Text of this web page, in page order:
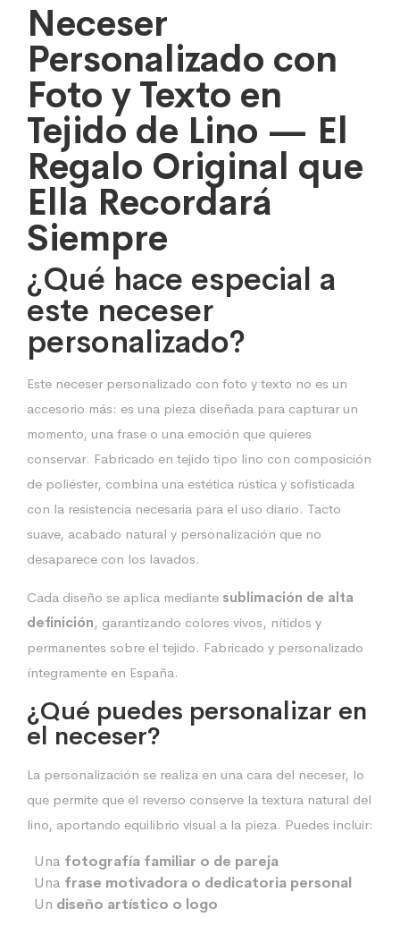
Neceser
Personalizado con
Foto y Texto en
Tejido de Lino — El
Regalo Original que
Ella Recordará
Siempre
¿Qué hace especial a
este neceser
personalizado?
Este neceser personalizado con foto y texto no es un
accesorio más: es una pieza diseñada para capturar un
momento, una frase o una emoción que quieres
conservar. Fabricado en tejido tipo lino con composición
de poliéster, combina una estética rústica y sofisticada
con la resistencia necesaria para el uso diario. Tacto
suave, acabado natural y personalización que no
desaparece con los lavados.
Cada diseño se aplica mediante sublimación de alta
definición, garantizando colores vivos, nítidos y
permanentes sobre el tejido. Fabricado y personalizado
íntegramente en España.
¿Qué puedes personalizar en
el neceser?
La personalización se realiza en una cara del neceser, lo
que permite que el reverso conserve la textura natural del
lino, aportando equilibrio visual a la pieza. Puedes incluir:
Una fotografía familiar o de pareja
Una frase motivadora o dedicatoria personal
Un diseño artístico o logo